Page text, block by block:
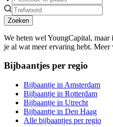
Zoeken
We heten wel YoungCapital,
je al wat meer ervaring hebt.
Bijbaantjes per regio
Bijbaantje in Amsterdam
Bijbaantje in Rotterdam
Bijbaantje in Utrecht
Bijbaantje in Den Haag
Alle bijbaantjes per regio